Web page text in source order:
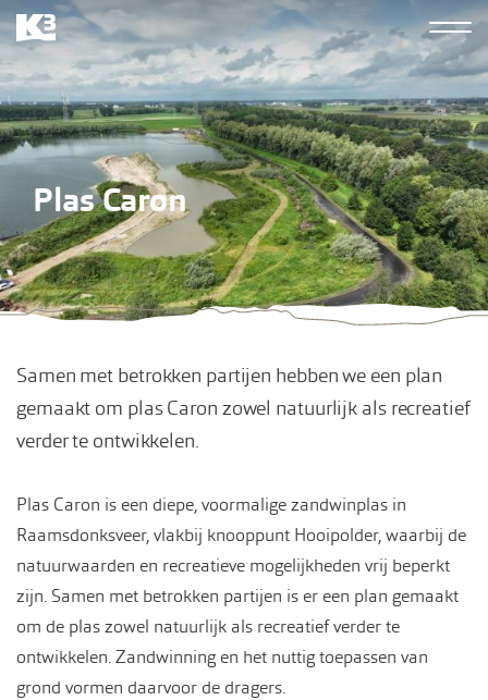
Overslaan
en
naar
de
inhoud
gaan
K3
derde
Plas Caron
Samen met betrokken partijen hebben we een plan
gemaakt om plas Caron zowel natuurlijk als recreatief
verder te ontwikkelen.
Plas Caron is een diepe, voormalige zandwinplas in
Raamsdonksveer, vlakbij knooppunt Hooipolder, waarbij de
natuurwaarden en recreatieve mogelijkheden vrij beperkt
zijn. Samen met betrokken partijen is er een plan gemaakt
om de plas zowel natuurlijk als recreatief verder te
ontwikkelen. Zandwinning en het nuttig toepassen van
grond vormen daarvoor de dragers.